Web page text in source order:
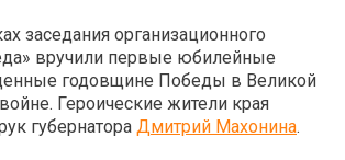
заседания организационного
вручили первые юбилейные
годовщине Победы в Великой
Героические жители края
губернатора Дмитрий Махонина.